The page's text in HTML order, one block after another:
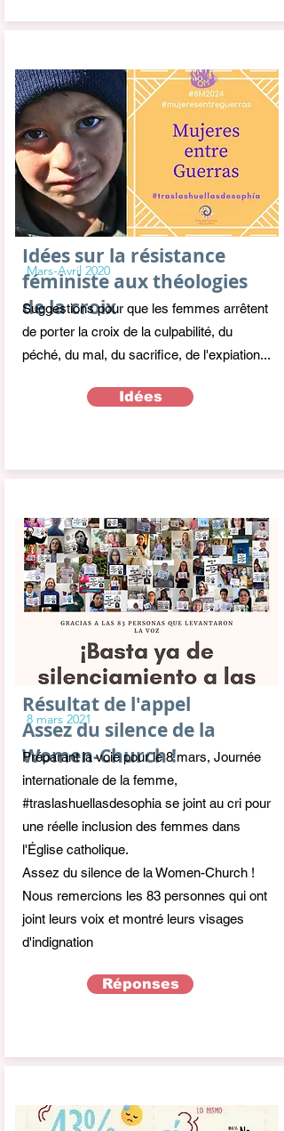
Idées sur la résistance
féministe aux théologies
de la croix
Suggestions pour que les femmes arrêtent
de porter la croix de la culpabilité, du
péché, du mal, du sacrifice, de l'expiation...
Mars-Avril 2020
Idées
Résultat de l'appel
Assez du silence de la
Women-Church !
Préparant la voie pour le 8 mars, Journée
internationale de la femme,
#traslashuellasdesophia se joint au cri pour
une réelle inclusion des femmes dans
l'Église catholique.
Assez du silence de la Women-Church !
Nous remercions les 83 personnes qui ont
joint leurs voix et montré leurs visages
d'indignation
8 mars 2021
Réponses